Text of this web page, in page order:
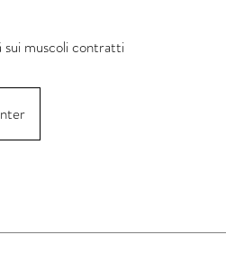
sui muscoli contratti